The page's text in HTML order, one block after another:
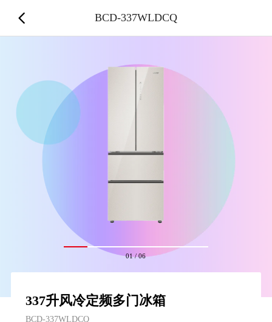
01/06
337升风冷定频多门冰箱
BCD-337WLDCQ
BCD-337WLDCQ